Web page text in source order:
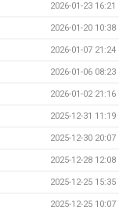
2026-01-23 16:21
2026-01-20 10:38
2026-01-07 21:24
2026-01-06 08:23
2026-01-02 21:16
2025-12-31 11:19
2025-12-30 20:07
2025-12-28 12:08
2025-12-25 15:35
2025-12-25 10:07